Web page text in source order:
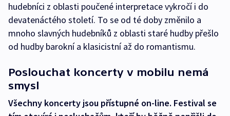
hudebníci z oblasti poučené interpretace vykročí i do
devatenáctého století. To se od té doby změnilo a
mnoho slavných hudebníků z oblasti staré hudby přešlo
od hudby barokní a klasicistní až do romantismu.
Poslouchat koncerty v mobilu nemá
smysl
Všechny koncerty jsou přístupné on-line. Festival se